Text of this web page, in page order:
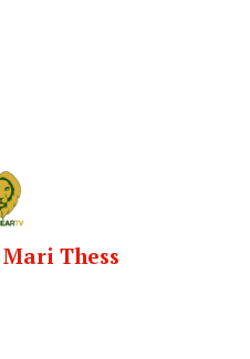
Mari Thess